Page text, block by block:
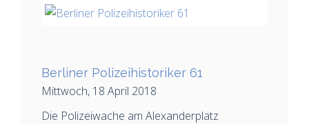
Berliner Polizeihistoriker 61
Mittwoch, 18 April 2018
Die Polizeiwache am Alexanderplatz